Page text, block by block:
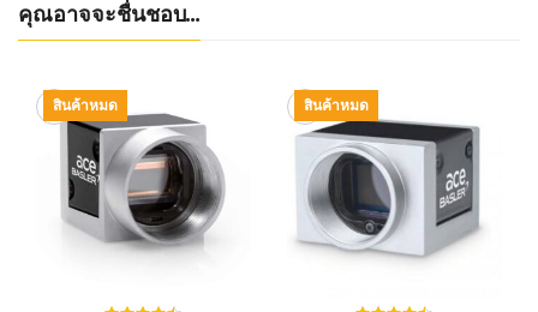
คุณอาจจะชื่นชอบ…
สินค้าหมด สินค้าหมด